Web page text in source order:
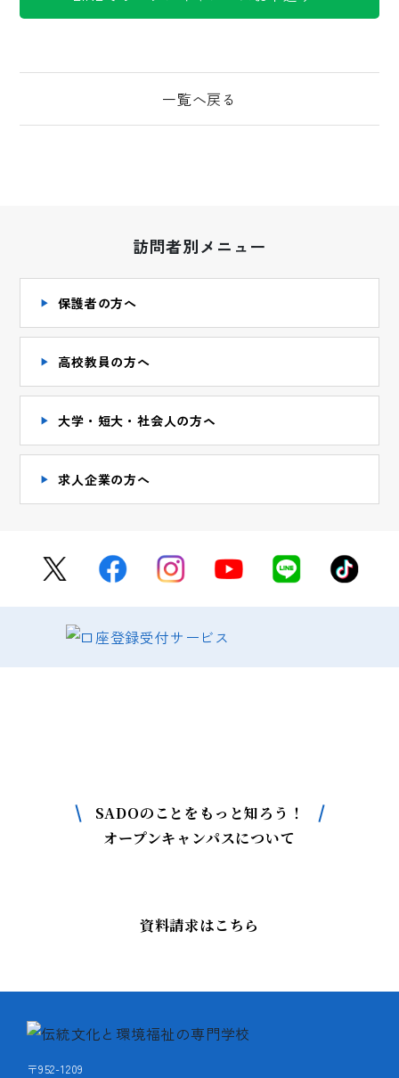
一覧へ戻る
訪問者別メニュー
保護者の方へ
高校教員の方へ
大学・短大・社会人の方ヘ
求人企業の方へ
SADOのことをもっと知ろう！
オープンキャンパスについて
資料請求はこちら
〒952-1209